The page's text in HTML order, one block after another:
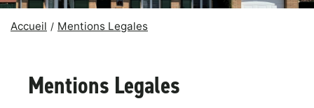
Accueil Mentions Legales
Mentions Legales